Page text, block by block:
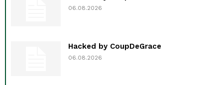
06.08.2026
Hacked by CoupDeGrace
06.08.2026